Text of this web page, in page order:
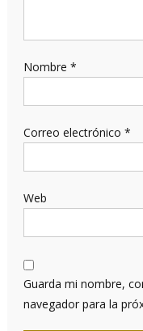
Nombre *
Correo electrónico *
Web
Guarda mi nombre,
navegador para la